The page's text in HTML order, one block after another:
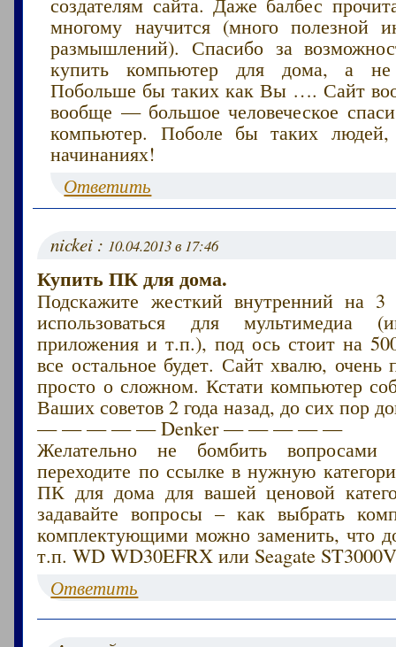
многому научится (много полезной
размышлений). Спасибо за
купить компьютер для дома, а
Побольше бы таких как Вы …. Сайт
вообще — большое человеческое
компьютер. Поболе бы таких людей,
начинаниях!
Ответить
nickei : 10.04.2013 в 17:46
Купить ПК для дома.
Подскажите жесткий внутренний на 3
использоваться для мультимедиа
приложения и т.п.), под ось стоит на
все остальное будет. Сайт хвалю, очень
просто о сложном. Кстати компьютер
Ваших советов 2 года назад, до сих пор
— — — — — Denker — — — — —
Желательно не бомбить
переходите по ссылке в нужную
ПК для дома для вашей ценовой
задавайте вопросы – как выбрать
комплектующими можно заменить, что
т.п. WD WD30EFRX или Seagate
Ответить